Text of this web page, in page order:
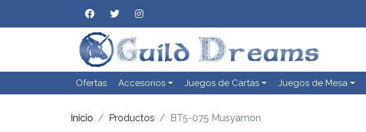
Ofertas Accesorios Juegos de Cartas Juegos de Mesa
Inicio Productos BT5-075 Musyamon